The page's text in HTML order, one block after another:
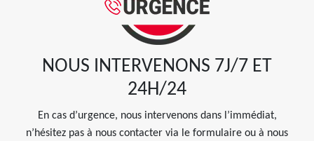
NOUS INTERVENONS 7J/7 ET
24H/24
En cas d’urgence, nous intervenons dans l’immédiat,
n’hésitez pas à nous contacter via le formulaire ou à nous